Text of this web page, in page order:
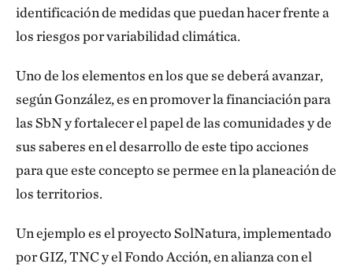
identificación de medidas que puedan hacer frente a
los riesgos por variabilidad climática.
Uno de los elementos en los que se deberá avanzar,
según González, es en promover la financiación para
las SbN y fortalecer el papel de las comunidades y de
sus saberes en el desarrollo de este tipo acciones
para que este concepto se permee en la planeación de
los territorios.
Un ejemplo es el proyecto SolNatura, implementado
por GIZ, TNC y el Fondo Acción, en alianza con el